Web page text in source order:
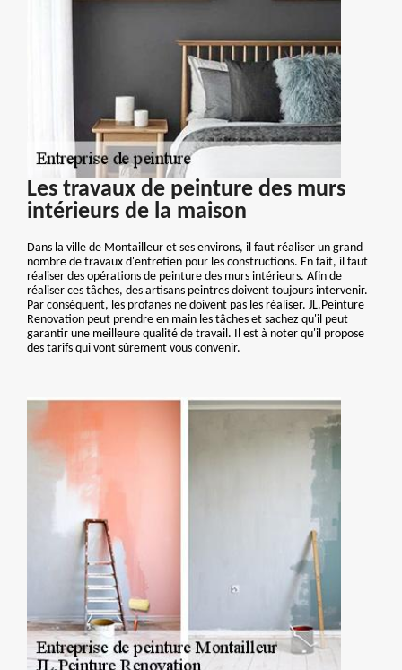
Les travaux de peinture des murs
intérieurs de la maison
Dans la ville de Montailleur et ses environs, il faut réaliser un grand
nombre de travaux d'entretien pour les constructions. En fait, il faut
réaliser des opérations de peinture des murs intérieurs. Afin de
réaliser ces tâches, des artisans peintres doivent toujours intervenir.
Par conséquent, les profanes ne doivent pas les réaliser. JL.Peinture
Renovation peut prendre en main les tâches et sachez qu'il peut
garantir une meilleure qualité de travail. Il est à noter qu'il propose
des tarifs qui vont sûrement vous convenir.